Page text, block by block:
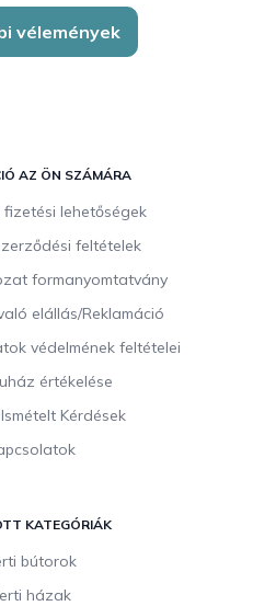
vélemények
AZ ÖN SZÁMÁRA
fizetési lehetőségek
feltételek
formanyomtatvány
elállás/Reklamáció
védelmének feltételei
értékelése
Kérdések
KATEGÓRIÁK
bútorok
házak